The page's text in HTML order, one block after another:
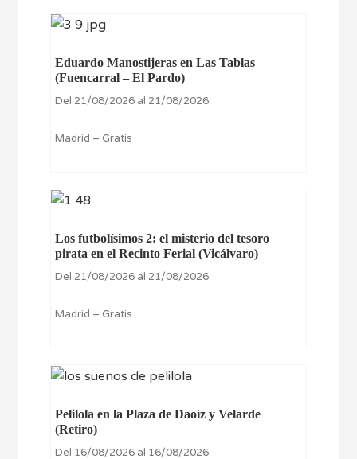
Eduardo Manostijeras en Las Tablas
(Fuencarral – El Pardo)
Del 21/08/2026 al 21/08/2026
Madrid – Gratis
Los futbolísimos 2: el misterio del tesoro
pirata en el Recinto Ferial (Vicálvaro)
Del 21/08/2026 al 21/08/2026
Madrid – Gratis
Pelilola en la Plaza de Daoíz y Velarde
(Retiro)
Del 16/08/2026 al 16/08/2026